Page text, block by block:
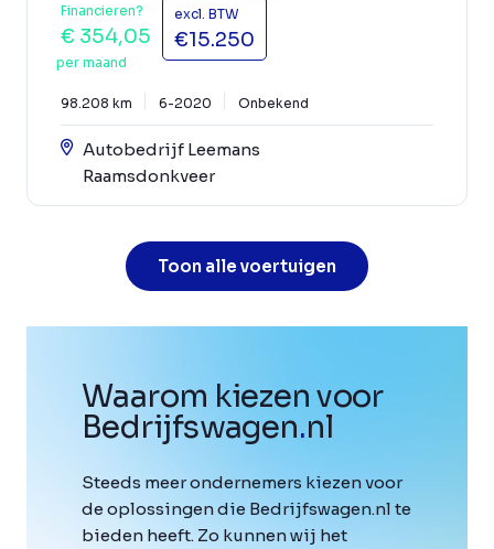
Financieren?
€ 354,05
per maand
excl. BTW
€15.250
98.208 km 6-2020 Onbekend
Autobedrijf Leemans
Raamsdonkveer
Toon alle voertuigen
Waarom kiezen voor
Bedrijfswagen.nl
Steeds meer ondernemers kiezen voor
de oplossingen die Bedrijfswagen.nl te
bieden heeft. Zo kunnen wij het